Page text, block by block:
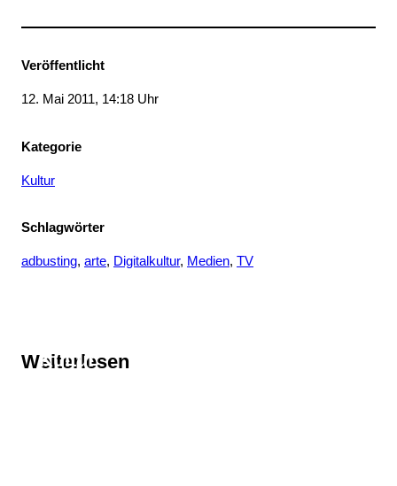
Veröffentlicht
12. Mai 2011, 14:18 Uhr
Kategorie
Kultur
Schlagwörter
adbusting, arte, Digitalkultur, Medien, TV
Weiterlesen
Kultur